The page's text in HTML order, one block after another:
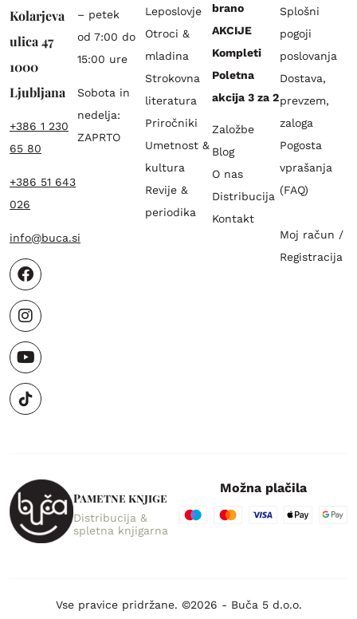
Kolarjeva
ulica 47
1000
Ljubljana
+386 1 230
65 80
+386 51 643
026
info@buca.si
– petek
od 7:00 do
15:00 ure
Sobota in
nedelja:
ZAPRTO
Leposlovje
Otroci &
mladina
Strokovna
literatura
Priročniki
Umetnost &
kultura
Revije &
periodika
brano
AKCIJE
Kompleti
Poletna
akcija 3 za 2
Založbe
Blog
O nas
Distribucija
Kontakt
Splošni
pogoji
poslovanja
Dostava,
prevzem,
zaloga
Pogosta
vprašanja
(FAQ)
Moj račun /
Registracija
Pametne knjige
Distribucija &
spletna knjigarna
Možna plačila
Vse pravice pridržane. ©2026 - Buča 5 d.o.o.